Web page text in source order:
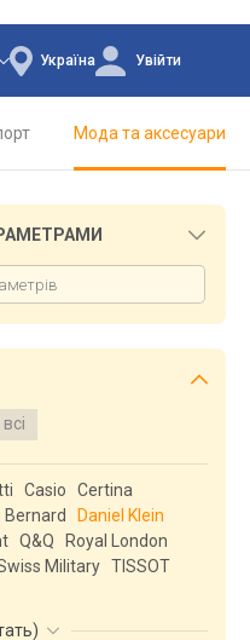
Україна Увійти
Мода та аксесуари
всі
Casio
Certina
Bernard
Daniel Klein
Q&Q
Royal London
Military TISSOT
)